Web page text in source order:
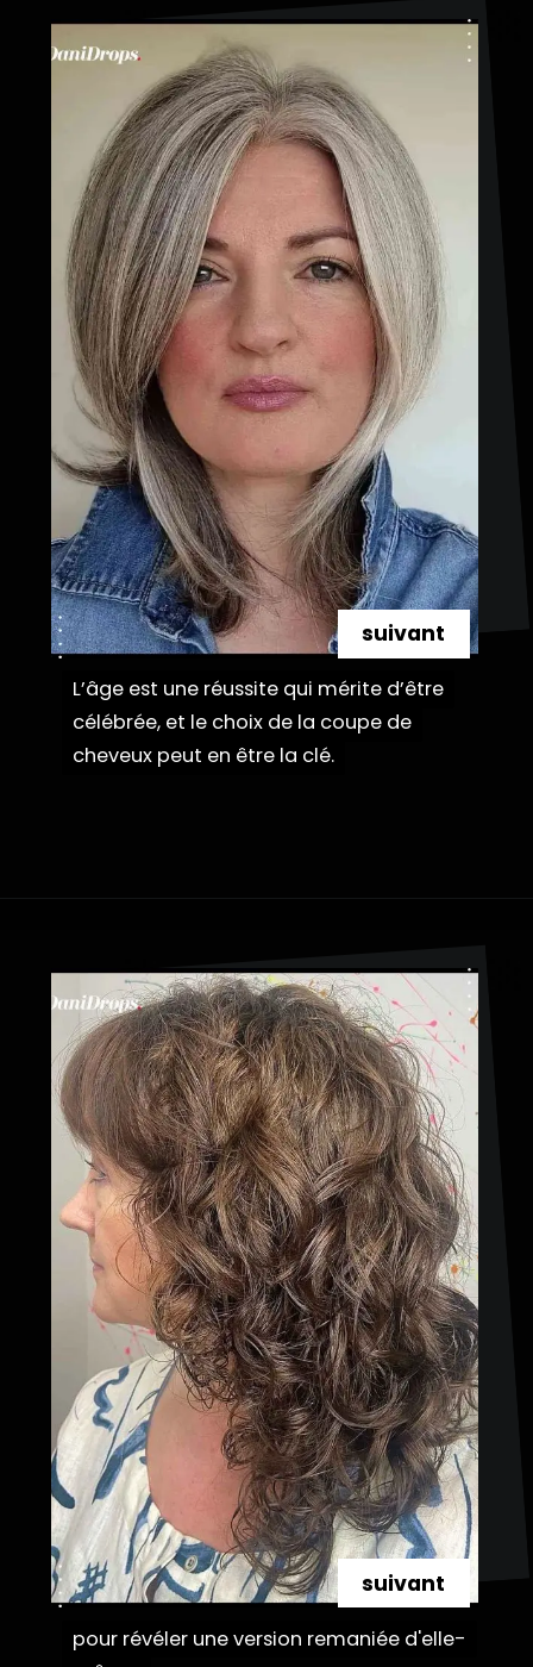
L’âge est une réussite qui mérite d’être
célébrée, et le choix de la coupe de
cheveux peut en être la clé.
L’âge est une réussite qui mérite d’être
célébrée, et le choix de la coupe de
cheveux peut en être la clé.
suivant
pour révéler une version remaniée d'elle-
pour révéler une version remaniée d'elle-
suivant